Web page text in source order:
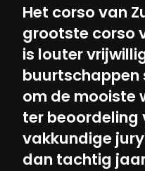
Het corso van
grootste corso
is louter
om de mooiste
ter beoordeling
vakkundige
dan tachtig